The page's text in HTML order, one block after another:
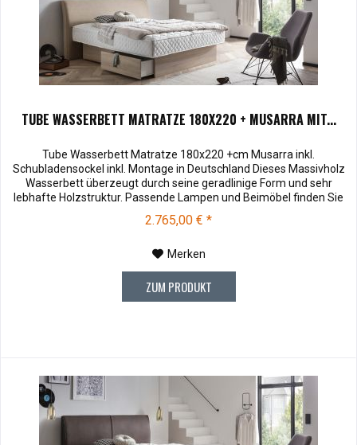
TUBE WASSERBETT MATRATZE 180X220 + MUSARRA MIT...
Tube Wasserbett Matratze 180x220 +cm Musarra inkl.
Schubladensockel inkl. Montage in Deutschland Dieses Massivholz
Wasserbett überzeugt durch seine geradlinige Form und sehr
lebhafte Holzstruktur. Passende Lampen und Beimöbel finden Sie
€ 10,00 zu Ihnen versendet werden. Bei Rücksendung werden
2.765,00 € *
Merken
ZUM PRODUKT